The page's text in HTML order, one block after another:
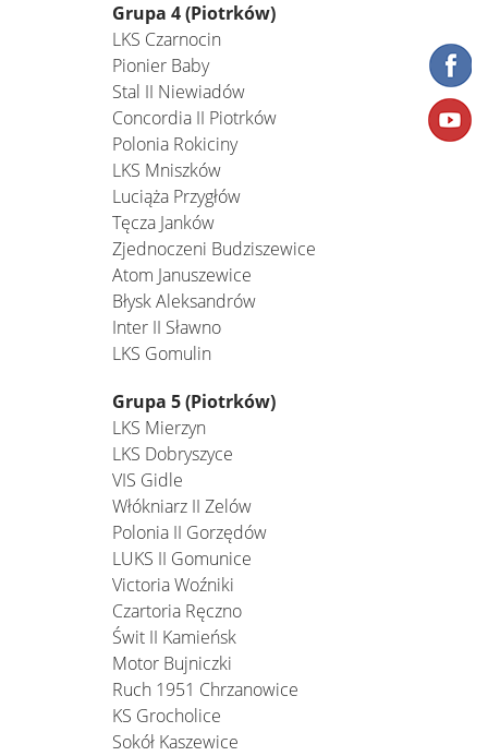
Grupa 4 (Piotrków)
LKS Czarnocin
Pionier Baby
Stal II Niewiadów
Concordia II Piotrków
Polonia Rokiciny
LKS Mniszków
Luciąża Przygłów
Tęcza Janków
Zjednoczeni Budziszewice
Atom Januszewice
Błysk Aleksandrów
Inter II Sławno
LKS Gomulin
Grupa 5 (Piotrków)
LKS Mierzyn
LKS Dobryszyce
VIS Gidle
Włókniarz II Zelów
Polonia II Gorzędów
LUKS II Gomunice
Victoria Woźniki
Czartoria Ręczno
Świt II Kamieńsk
Motor Bujniczki
Ruch 1951 Chrzanowice
KS Grocholice
Sokół Kaszewice